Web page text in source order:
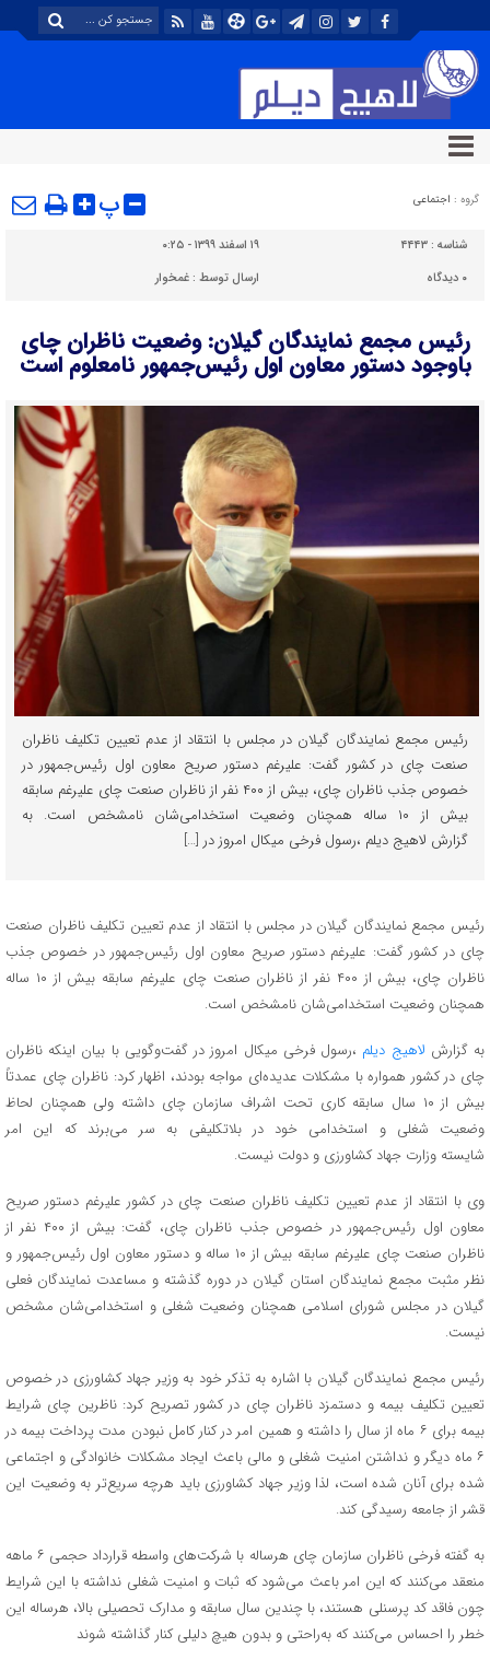
گروه : اجتماعی پ
شناسه : ۴۴۴۳
۱۹ اسفند ۱۳۹۹ - ۰:۲۵
۰ دیدگاه ارسال توسط :غمخوار
رئیس مجمع نمایندگان گیلان: وضعیت ناظران چای
باوجود دستور معاون اول رئیس‌جمهور نامعلوم است
رئیس مجمع نمایندگان گیلان در مجلس با انتقاد از عدم تعیین تکلیف ناظران
صنعت چای در کشور گفت: علیرغم دستور صریح معاون اول رئیس‌جمهور در
خصوص جذب ناظران چای، بیش از ۴۰۰ نفر از ناظران صنعت چای علیرغم سابقه
بیش از ۱۰ ساله همچنان وضعیت استخدامی‌شان نامشخص است. به
گزارش لاهیج دیلم ،رسول فرخی میکال امروز در […]
رئیس مجمع نمایندگان گیلان در مجلس با انتقاد از عدم تعیین تکلیف ناظران صنعت
چای در کشور گفت: علیرغم دستور صریح معاون اول رئیس‌جمهور در خصوص جذب
ناظران چای، بیش از ۴۰۰ نفر از ناظران صنعت چای علیرغم سابقه بیش از ۱۰ ساله
همچنان وضعیت استخدامی‌شان نامشخص است.
به گزارش لاهیج دیلم ،رسول فرخی میکال امروز در گفت‌وگویی با بیان اینکه ناظران
چای در کشور همواره با مشکلات عدیده‌ای مواجه بودند، اظهار کرد: ناظران چای عمدتاً
بیش از ۱۰ سال سابقه کاری تحت اشراف سازمان چای داشته ولی همچنان لحاظ
وضعیت شغلی و استخدامی خود در بلاتکلیفی به سر می‌برند که این امر
شایسته وزارت جهاد کشاورزی و دولت نیست.
وی با انتقاد از عدم تعیین تکلیف ناظران صنعت چای در کشور علیرغم دستور صریح
معاون اول رئیس‌جمهور در خصوص جذب ناظران چای، گفت: بیش از ۴۰۰ نفر از
ناظران صنعت چای علیرغم سابقه بیش از ۱۰ ساله و دستور معاون اول رئیس‌جمهور و
نظر مثبت مجمع نمایندگان استان گیلان در دوره گذشته و مساعدت نمایندگان فعلی
گیلان در مجلس شورای اسلامی همچنان وضعیت شغلی و استخدامی‌شان مشخص
نیست.
رئیس مجمع نمایندگان گیلان با اشاره به تذکر خود به وزیر جهاد کشاورزی در خصوص
تعیین تکلیف بیمه و دستمزد ناظران چای در کشور تصریح کرد: ناظرین چای شرایط
بیمه برای ۶ ماه از سال را داشته و همین امر در کنار کامل نبودن مدت پرداخت بیمه در
۶ ماه دیگر و نداشتن امنیت شغلی و مالی باعث ایجاد مشکلات خانوادگی و اجتماعی
شده برای آنان شده است، لذا وزیر جهاد کشاورزی باید هرچه سریع‌تر به وضعیت این
قشر از جامعه رسیدگی کند.
به گفته فرخی ناظران سازمان چای هرساله با شرکت‌های واسطه قرارداد حجمی ۶ ماهه
منعقد می‌کنند که این امر باعث می‌شود که ثبات و امنیت شغلی نداشته با این شرایط
چون فاقد کد پرسنلی هستند، با چندین سال سابقه و مدارک تحصیلی بالا، هرساله این
خطر را احساس می‌کنند که به‌راحتی و بدون هیچ دلیلی کنار گذاشته شوند